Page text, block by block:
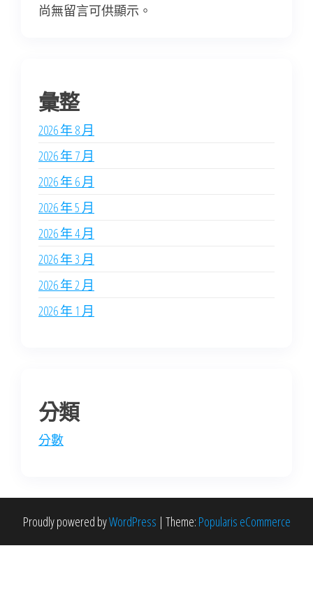
尚無留言可供顯示。
彙整
2026 年 8 月
2026 年 7 月
2026 年 6 月
2026 年 5 月
2026 年 4 月
2026 年 3 月
2026 年 2 月
2026 年 1 月
分類
分數
Proudly powered byWordPress | Theme: Popularis eCommerce